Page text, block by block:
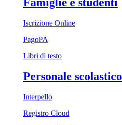
Famiglie e studenti
Iscrizione Online
PagoPA
Libri di testo
Personale scolastico
Interpello
Registro Cloud